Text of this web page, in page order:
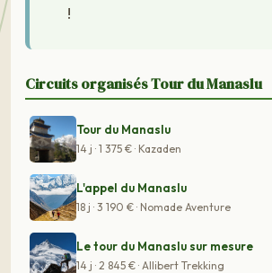
!
Circuits organisés Tour du Manaslu
Tour du Manaslu
14 j · 1 375 € · Kazaden
L'appel du Manaslu
18 j · 3 190 € · Nomade Aventure
Le tour du Manaslu sur mesure
14 j · 2 845 € · Allibert Trekking